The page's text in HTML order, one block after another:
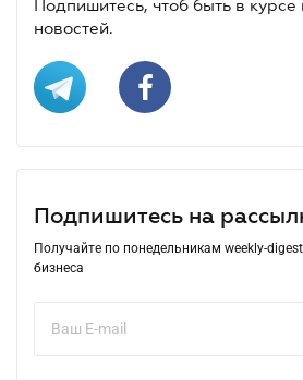
Подпишитесь, чтоб быть в
новостей.
Подпишитесь на
Получайте по понедельникам weekly-
бизнеса